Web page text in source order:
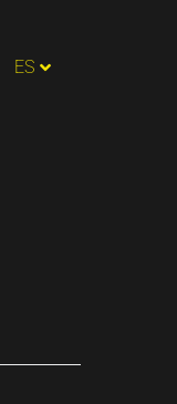
ES
EN